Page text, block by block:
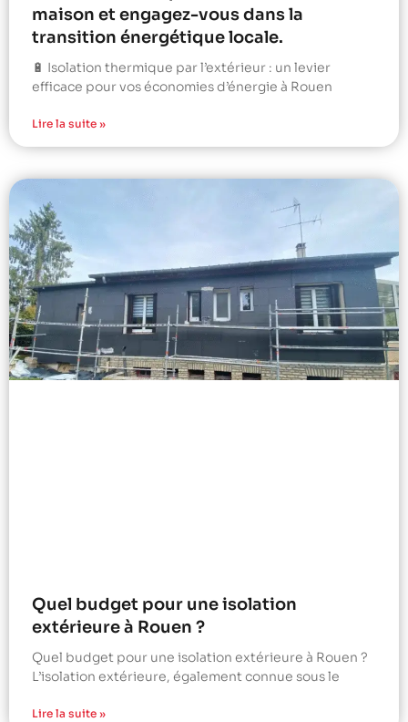
maison et engagez-vous dans la
transition énergétique locale.
🔋 Isolation thermique par l’extérieur : un levier
efficace pour vos économies d’énergie à Rouen
Lire la suite »
Quel budget pour une isolation
extérieure à Rouen ?
Quel budget pour une isolation extérieure à Rouen ?
L’isolation extérieure, également connue sous le
Lire la suite »